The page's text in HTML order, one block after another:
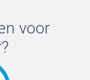
voor
?